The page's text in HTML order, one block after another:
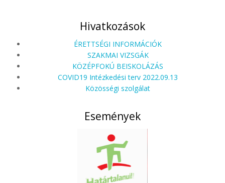
Hivatkozások
ÉRETTSÉGI INFORMÁCIÓK
SZAKMAI VIZSGÁK
KÖZÉPFOKÚ BEISKOLÁZÁS
COVID19 Intézkedési terv 2022.09.13
Közösségi szolgálat
Események